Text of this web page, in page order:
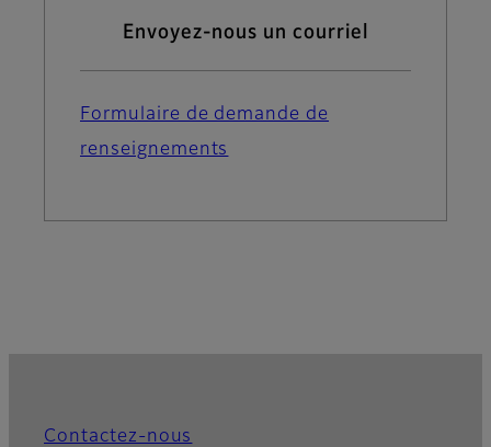
Envoyez-nous un courriel
Formulaire de demande de
renseignements
Contactez-nous